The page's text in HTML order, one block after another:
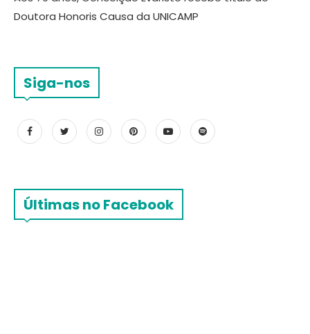
Doutora Honoris Causa da UNICAMP
Siga-nos
Últimas no Facebook